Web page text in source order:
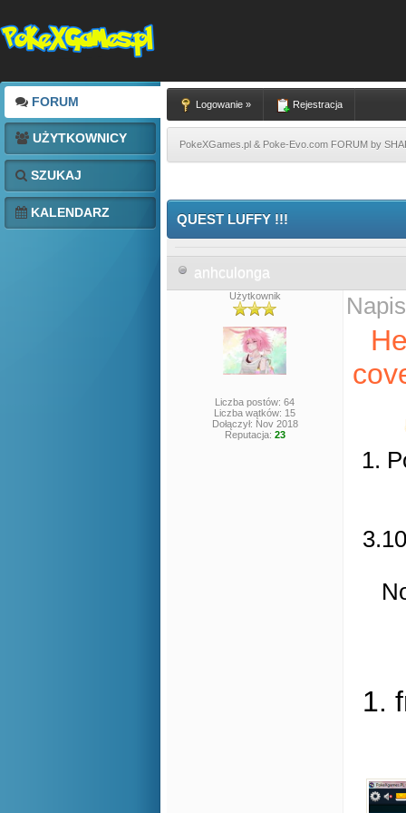
FORUM
UŻYTKOWNICY
SZUKAJ
KALENDARZ
Logowanie » Rejestracja
PokeXGames.pl & Poke-Evo.com FORUM by
QUEST LUFFY !!!
anhculonga
Użytkownik
Liczba postów: 64
Liczba wątków: 15
Dołączył: Nov 2018
Reputacja: 23
1.
1.